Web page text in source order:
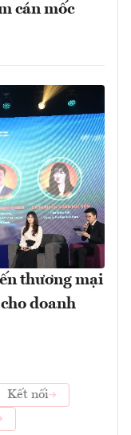
cán mốc
thương mại
doanh
Kết nối